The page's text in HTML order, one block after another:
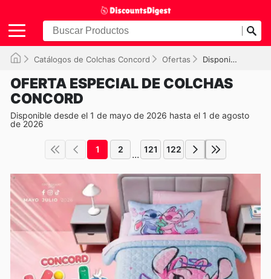
Catálogos de Colchas Concord Ofertas Disponible hasta el 01/08/2026
OFERTA ESPECIAL DE COLCHAS
CONCORD
Disponible desde el 1 de mayo de 2026 hasta el 1 de agosto
de 2026
1 2 ... 121 122